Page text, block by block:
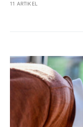
11 ARTIKEL